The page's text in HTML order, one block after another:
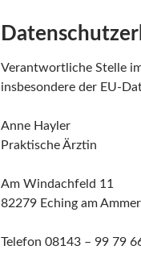
Verantwortliche Stelle
insbesondere der EU-
Anne Hayler
Praktische Ärztin
Am Windachfeld 11
82279 Eching am
Telefon 08143 – 99 79